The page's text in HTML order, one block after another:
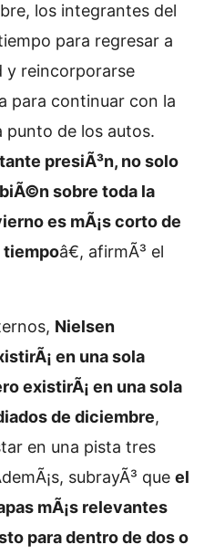
los integrantes del
para regresar a
y reincorporarse
para continuar con la
punto de los autos.
presiÃ³n, no solo
sobre toda la
es mÃ¡s corto de
tiempoâ€, afirmÃ³ el
Nielsen
en una sola
existirÃ¡ en una sola
de diciembre,
en una pista tres
subrayÃ³ que el
mÃ¡s relevantes
para dentro de dos o